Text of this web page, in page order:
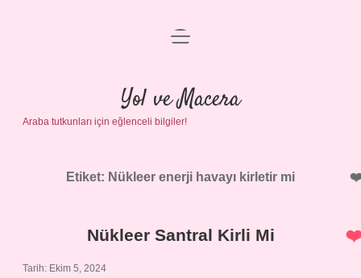
Anasayfa
Gizlilik Politikası
Yasal Uyarı
menüyü
Yol ve Macera
Araba tutkunları için eğlenceli bilgiler!
Etiket: Nükleer enerji havayı kirletir mi
Nükleer Santral Kirli Mi
Tarih: Ekim 5, 2024